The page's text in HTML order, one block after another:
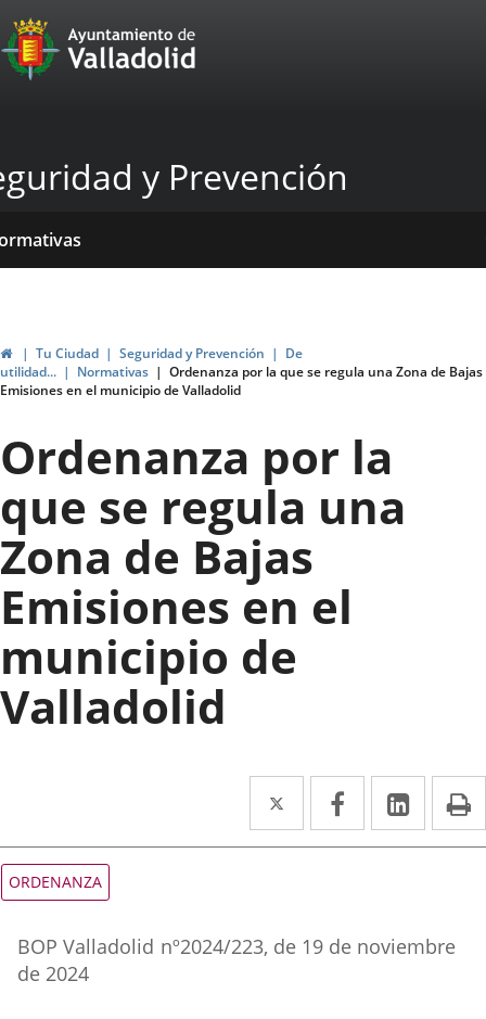
Portal
Web
Ayuntamiento
de
Valladolid
y Prevención
HomeTu Ciudad Seguridad y Prevención
De
utilidad...
Normativas
Ordenanza por la que se regula una Zona de Bajas
Emisiones en el municipio de Valladolid
Ordenanza por la
que se regula una
Zona de Bajas
Emisiones en el
municipio de
Valladolid
Twitter
Enlace
a
externa.
Facebook
Enlace
a
externa.
Enlace
a
Tipo
de
ORDENANZA
boletin
BOP Valladolid nº2024/223, de 19 de noviembre
de 2024